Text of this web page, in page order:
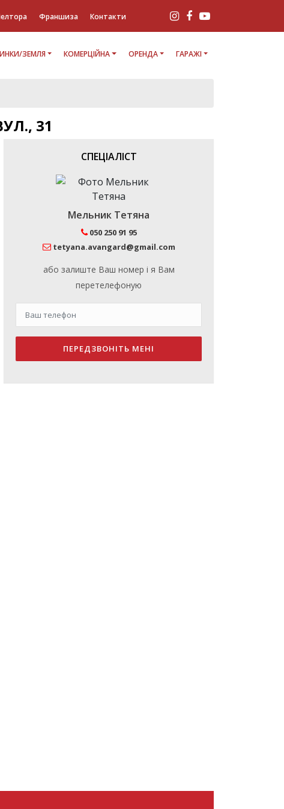
Франшиза Контакти
ЗЕМЛЯ КОМЕРЦІЙНА ОРЕНДА ГАРАЖІ
31
СПЕЦІАЛІСТ
Мельник Тетяна
050 250 91 95
tetyana.avangard@gmail.com
або залиште Ваш номер і я Вам
перетелефоную
ПЕРЕДЗВОНІТЬ МЕНІ